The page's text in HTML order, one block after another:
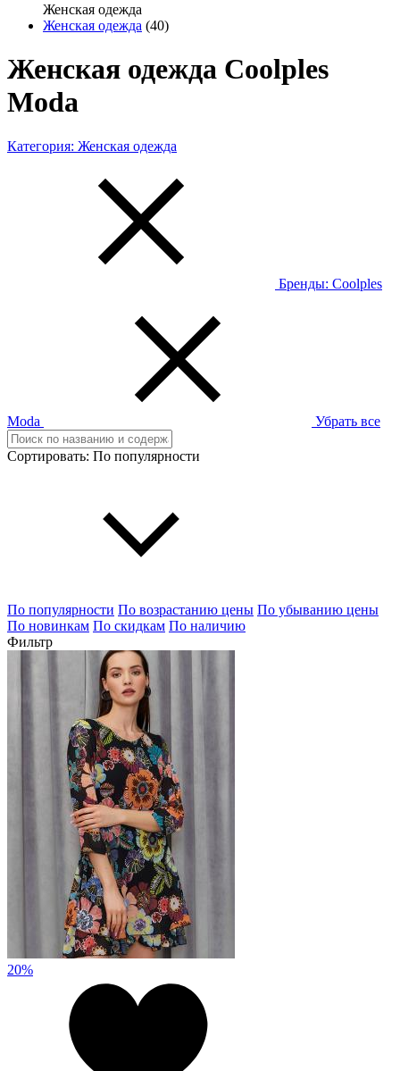
Женская одежда
Женская одежда (40)
Женская одежда Coolples
Moda
Категория: Женская одежда
Бренды: Coolples
Moda Убрать все
Сортировать: По популярности
По популярности По возрастанию цены По убыванию цены
По новинкам По скидкам По наличию
Фильтр
20%